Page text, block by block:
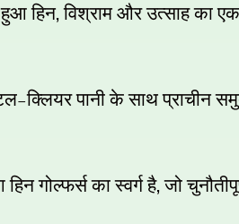
हिन,विश्राम और उत्साह का
–क्लियर पानी के साथ प्राचीन
गोल्फर्स का स्वर्ग है,जो